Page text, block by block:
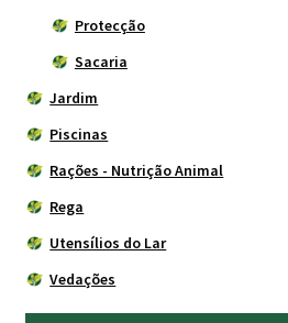
Protecção
Sacaria
Jardim
Piscinas
Rações - Nutrição Animal
Rega
Utensílios do Lar
Vedações